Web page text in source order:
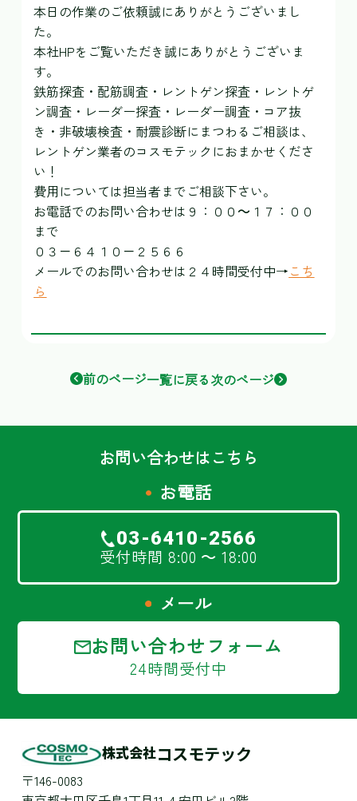
本日の作業のご依頼誠にありがとうございまし
た。
本社HPをご覧いただき誠にありがとうございま
す。
鉄筋探査・配筋調査・レントゲン探査・レントゲ
ン調査・レーダー探査・レーダー調査・コア抜
き・非破壊検査・耐震診断にまつわるご相談は、
レントゲン業者のコスモテックにおまかせくださ
い！
費用については担当者までご相談下さい。
お電話でのお問い合わせは９：００～１７：００
まで
０３－６４１０－２５６６
メールでのお問い合わせは２４時間受付中→こち
ら
前のページ一覧に戻る次のページ
お問い合わせはこちら
お電話
03-6410-2566
受付時間 8:00 ～ 18:00
メール
お問い合わせフォーム
24時間受付中
株式会社コスモテック
〒146-0083